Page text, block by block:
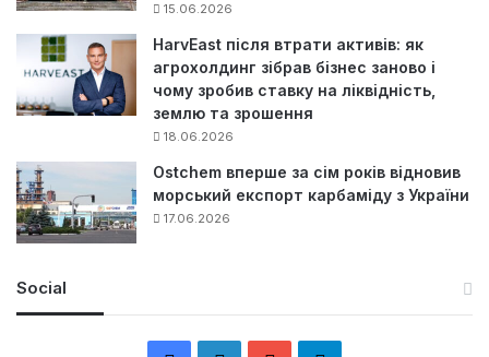
15.06.2026
HarvEast після втрати активів: як
агрохолдинг зібрав бізнес заново і
чому зробив ставку на ліквідність,
землю та зрошення
18.06.2026
Ostchem вперше за сім років відновив
морський експорт карбаміду з України
17.06.2026
Social